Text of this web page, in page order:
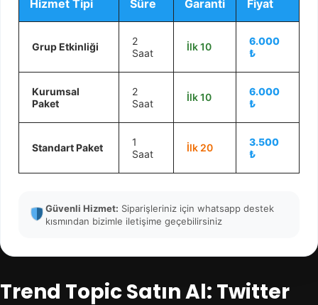
Hizmet Tipi Süre Garanti Fiyat
Grup Etkinliği
2
Saat
İlk 10
6.000
₺
Kurumsal
Paket
2
Saat
İlk 10
6.000
₺
Standart Paket
1
Saat
İlk 20
3.500
₺
Güvenli Hizmet: Siparişleriniz için whatsapp destek
kısmından bizimle iletişime geçebilirsiniz
Trend Topic Satın Al: Twitter